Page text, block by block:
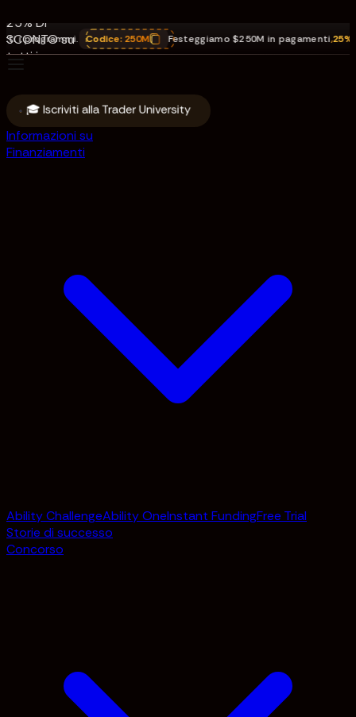
25% DI
SCONTO su
tutti i
250M
Codice:250M Festeggiamo $250M in pagamenti ,25% DI
🎓 Iscriviti alla Trader University
Informazioni su
Finanziamenti
Ability ChallengeAbility OneInstant FundingFree Trial
Storie di successo
Concorso